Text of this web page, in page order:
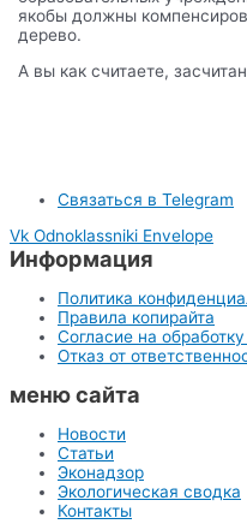
якобы должны
дерево.
А вы как считаете,
Связаться в Telegram
Vk Odnoklassniki Envelope
Информация
Политика
Правила копирайта
Согласие на
Отказ от
меню сайта
Новости
Статьи
Эконадзор
Экологическая сводка
Контакты